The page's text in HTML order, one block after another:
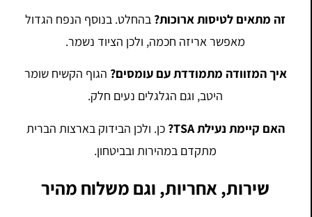
זה מתאים לטיסות ארוכות?בהחלט. בנוסף הנפח הגדול
מאפשר אריזה חכמה, ולכן הציוד נשמר.
איך המזוודה מתמודדת עם עומסים?הגוף הקשיח שומר
היטב, וגם הגלגלים נעים חלק.
האם קיימת נעילת TSA?
כן. ולכן הבידוק בארצות הברית
מתקדם במהירות ובביטחון.
שירות, אחריות, וגם משלוח מהיר